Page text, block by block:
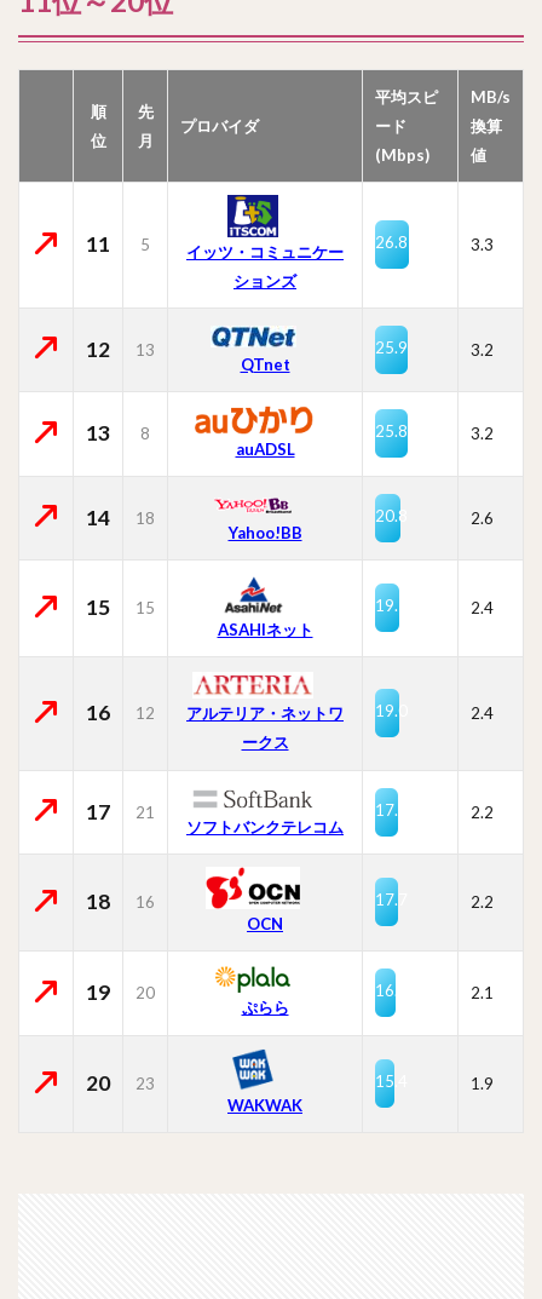
順
位
先
月
プロバイダ
平均スピ
ード
(Mbps)
MB/s
換算
値
11 5
イッツ・コミュニケー
ションズ
26.8 3.3
12 13
QTnet
25.9 3.2
13
8
auADSL
25.8 3.2
14 18
Yahoo!BB
20.8 2.6
15
15
ASAHIネット
19.5 2.4
16 12
アルテリア・ネットワ
ークス
19.0 2.4
17 21
ソフトバンクテレコム
17.8 2.2
18
16
OCN
17.7 2.2
19 20
ぷらら
16.5 2.1
20
23
WAKWAK
15.4 1.9